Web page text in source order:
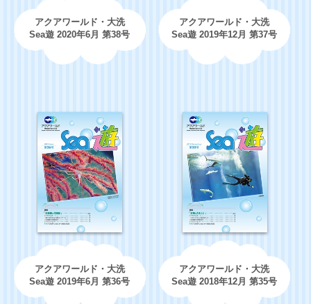
アクアワールド・大洗
Sea遊 2020年6月 第38号
アクアワールド・大洗
Sea遊 2019年12月 第37号
アクアワールド・大洗
Sea遊 2019年6月 第36号
アクアワールド・大洗
Sea遊 2018年12月 第35号